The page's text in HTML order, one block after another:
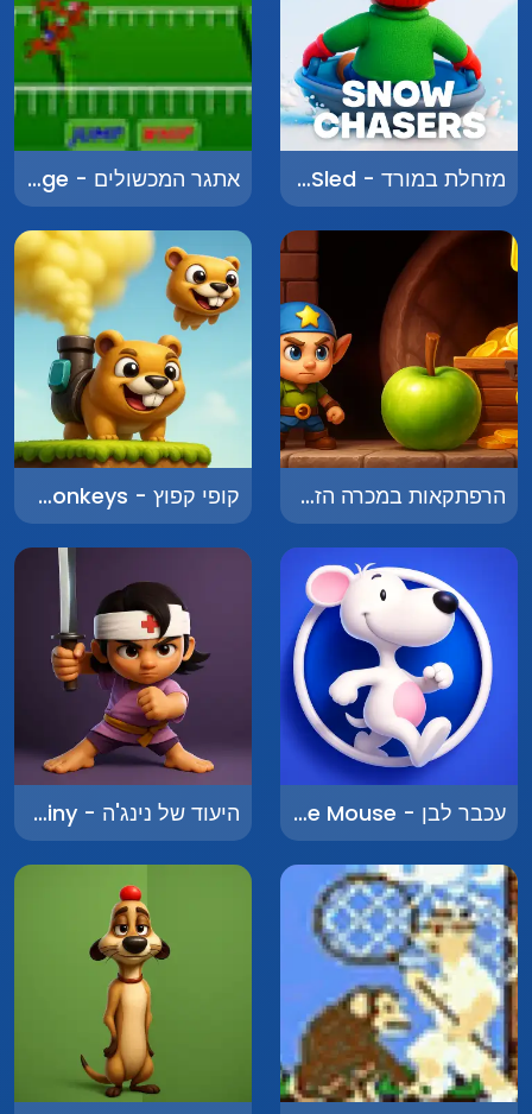
מזחלת במורד - Downhill Sled אתגר המכשולים - Steeplechase Challenge
הרפתקאות במכרה הזהב - Adventures in the Gold Mine קופי קפוץ - Making Monkeys
עכבר לבן - White Mouse היעוד של נינג'ה - Ninja Destiny